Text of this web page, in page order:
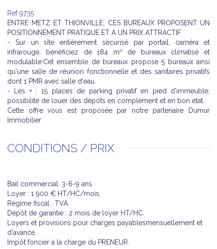
Ref 9735
ENTRE METZ ET THIONVILLE, CES BUREAUX PROPOSENT UN
POSITIONNEMENT PRATIQUE ET A UN PRIX ATTRACTIF
- Sur un site entièrement sécurisé par portail, caméra et
infrarouge, bénéficiez de 184 m² de bureaux climatisé et
modulable:Cet ensemble de bureaux propose 5 bureaux ainsi
qu'une salle de réunion fonctionnelle et des sanitaires privatifs
dont 1 PMR avec salle d'eau.
- Les + : 15 places de parking privatif en pied d'immeuble,
possibilité de louer des dépôts en complément et en bon état.
Cette offre vous est proposée par notre partenaire Dumur
Immobilier
CONDITIONS / PRIX
Bail commercial: 3-6-9 ans.
Loyer : 1 900 € HT/HC/mois.
Régime fiscal : TVA.
Dépôt de garantie : 2 mois de loyer HT/HC.
Loyers et provisions pour charges payablesmensuellement et
d'avance.
Impôt foncier à la charge du PRENEUR.